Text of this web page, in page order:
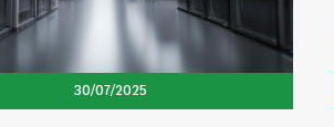
30/07/2025